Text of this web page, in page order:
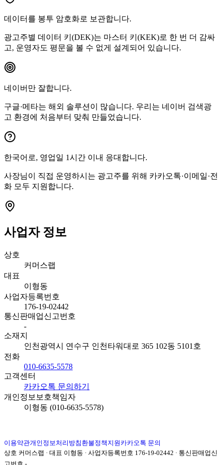
데이터를 봉투 암호화로 보관합니다.
광고주별 데이터 키(DEK)는 마스터 키(KEK)로 한 번 더 감싸
고, 운영자도 평문을 볼 수 없게 설계되어 있습니다.
네이버만 잘합니다.
구글·메타는 해외 솔루션이 많습니다. 우리는 네이버 검색광
고 환경에 처음부터 맞춰 만들었습니다.
한국어로, 영업일 1시간 이내 응대합니다.
사장님이 직접 운영하시는 광고주를 위해 카카오톡·이메일·전
화 모두 지원합니다.
사업자 정보
상호
커머스랩
대표
이형동
사업자등록번호
176-19-02442
통신판매업신고번호
-
소재지
인천광역시 연수구 인천타워대로 365 102동 5101호
전화
010-6635-5578
고객센터
카카오톡 문의하기
개인정보보호책임자
이형동 (010-6635-5578)
이용약관개인정보처리방침 환불정책 지원 카카오톡 문의
상호 커머스랩 · 대표 이형동 · 사업자등록번호 176-19-02442 · 통신판매업신